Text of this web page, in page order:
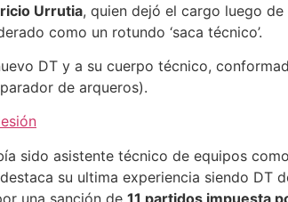
Urrutia, quien dejó el cargo luego de
como un rotundo ‘saca técnico’.
DT y a su cuerpo técnico,
de arqueros).
sido asistente técnico de equipos
su ultima experiencia siendo DT
una sanción de 11 partidos impuesta